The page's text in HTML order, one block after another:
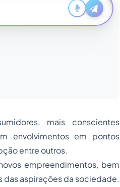
mais conscientes
envolvimentos em pontos
entre outros.
empreendimentos, bem
das aspirações da sociedade.